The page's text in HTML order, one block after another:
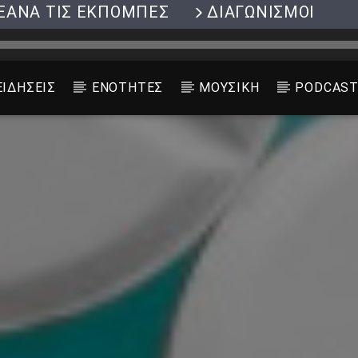
ΤΙΣ ΕΚΠΟΜΠΕΣ ΔΙΑΓΩΝΙΣΜΟΙ
ΕΝΟΤΗΤΕΣ ΜΟΥΣΙΚΗ